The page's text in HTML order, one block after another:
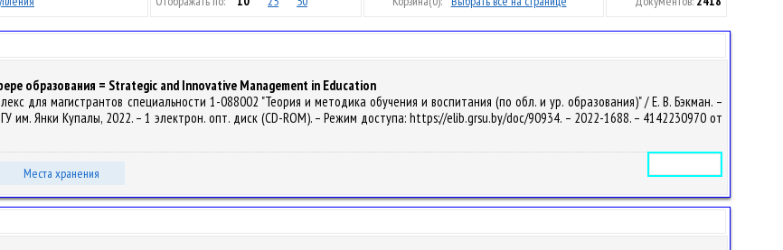
образования = Strategic and Innovative Management in Education
для магистрантов специальности 1-088002 "Теория и методика обучения и воспитания (по обл. и ур. образования)" / Е. В. Бэкман. –
им. Янки Купалы, 2022. – 1 электрон. опт. диск (CD-ROM). – Режим доступа: https://elib.grsu.by/doc/90934. – 2022-1688. – 4142230970 от
Места хранения